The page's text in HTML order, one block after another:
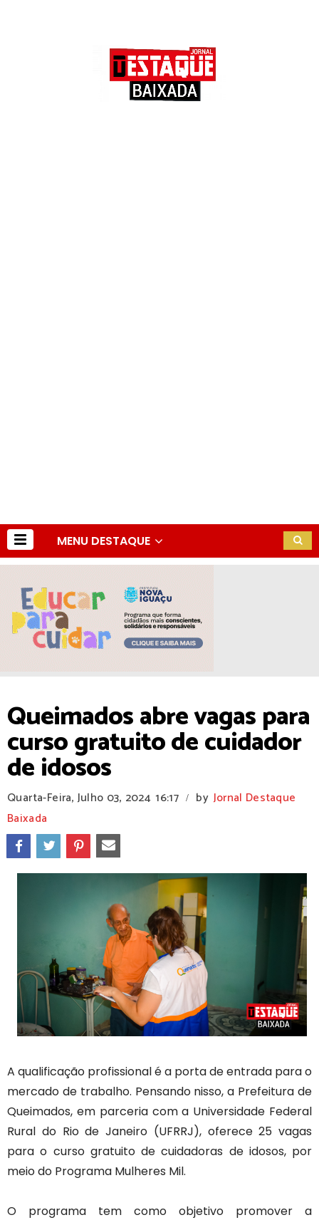
MENU DESTAQUE
Queimados abre vagas para
curso gratuito de cuidador
de idosos
Quarta-Feira, Julho 03, 2024 16:17 / by Jornal Destaque
Baixada
A qualificação profissional é a porta de entrada para o
mercado de trabalho. Pensando nisso, a Prefeitura de
Queimados, em parceria com a Universidade Federal
Rural do Rio de Janeiro (UFRRJ), oferece 25 vagas
para o curso gratuito de cuidadoras de idosos, por
meio do Programa Mulheres Mil.
O programa tem como objetivo promover a